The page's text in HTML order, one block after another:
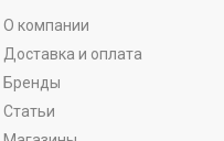
О компании
Доставка и оплата
Бренды
Статьи